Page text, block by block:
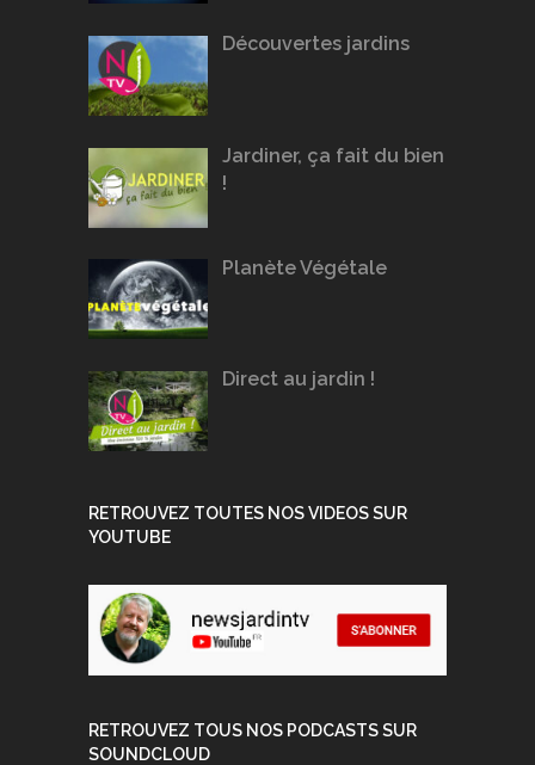
Découvertes jardins
Jardiner, ça fait du bien
!
Planète Végétale
Direct au jardin !
RETROUVEZ TOUTES NOS VIDEOS SUR
YOUTUBE
RETROUVEZ TOUS NOS PODCASTS SUR
SOUNDCLOUD